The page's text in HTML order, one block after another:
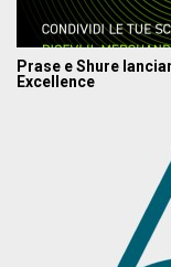
Prase e Shure
Excellence